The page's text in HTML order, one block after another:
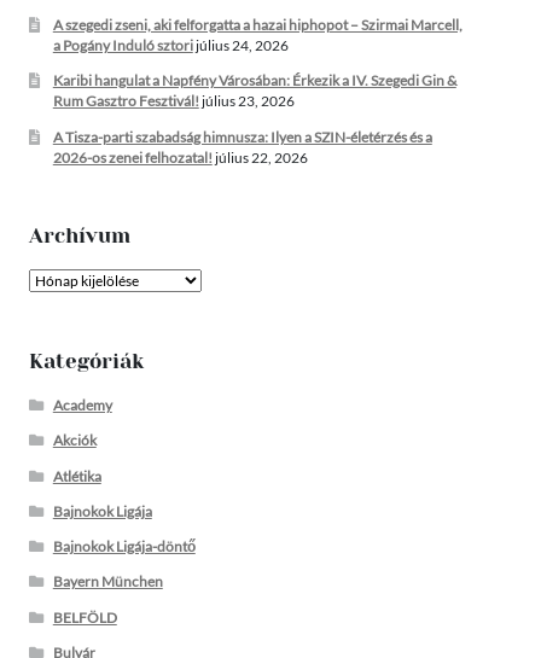
A szegedi zseni, aki felforgatta a hazai hiphopot – Szirmai Marcell,
a Pogány Induló sztorijúlius 24, 2026
Karibi hangulat a Napfény Városában: Érkezik a IV. Szegedi Gin &
Rum Gasztro Fesztivál! július 23, 2026
A Tisza-parti szabadság himnusza: Ilyen a SZIN-életérzés és a
2026-os zenei felhozatal! július 22, 2026
Archívum
Archívum
Kategóriák
Academy
Akciók
Atlétika
Bajnokok Ligája
Bajnokok Ligája-döntő
Bayern München
BELFÖLD
Bulvár